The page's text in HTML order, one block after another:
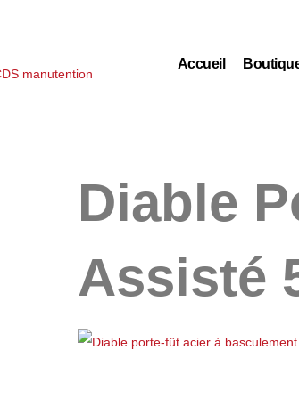
Accueil
Diable
Assisté